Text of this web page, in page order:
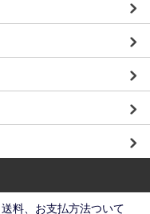
料、お支払方法ついて